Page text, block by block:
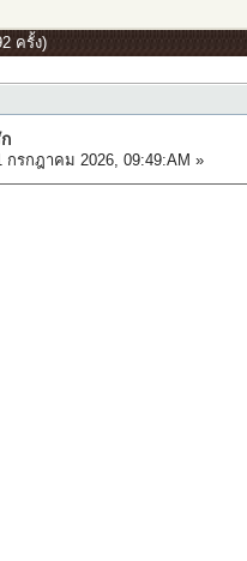
ครั้ง)
กรกฎาคม 2026, 09:49:AM »